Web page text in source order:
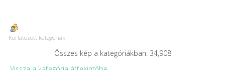
Korlátozott kategóriák
Összes kép a kategóriákban: 34,908